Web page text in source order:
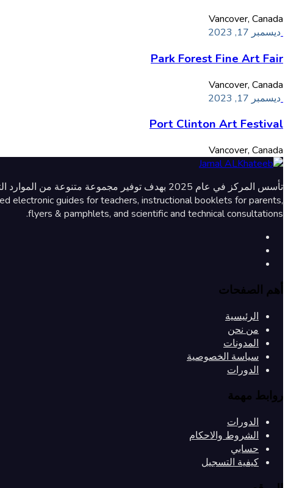
Vancover, Canada
ديسمبر 17, 2023
Park Forest Fine Art Fair
Vancover, Canada
ديسمبر 17, 2023
Port Clinton Art Festival
Vancover, Canada
electronic guides for teachers, instructional booklets for parents,
flyers & pamphlets, and scientific and technical consultations.
أهم الصفحات
الرئيسية
من نحن
المدونات
سياسة الخصوصية
الدورات
روابط مهمة
الدورات
الشروط والاحكام
حسابي
كيفية التسجيل